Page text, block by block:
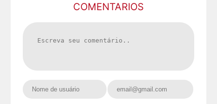
COMENTARIOS